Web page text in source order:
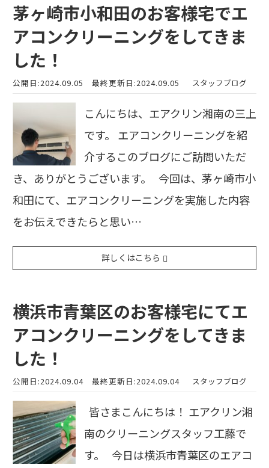
茅ヶ崎市小和田のお客様宅でエ
アコンクリーニングをしてきま
した！
公開日:2024.09.05 最終更新日:2024.09.05 スタッフブログ
こんにちは、エアクリン湘南の三上
です。 エアコンクリーニングを紹
介するこのブログにご訪問いただ
き、ありがとうございます。 今回は、茅ヶ崎市小
和田にて、エアコンクリーニングを実施した内容
をお伝えできたらと思い…
詳しくはこちら
横浜市青葉区のお客様宅にてエ
アコンクリーニングをしてきま
した！
公開日:2024.09.04 最終更新日:2024.09.04 スタッフブログ
皆さまこんにちは！ エアクリン湘
南のクリーニングスタッフ工藤で
す。 今日は横浜市青葉区のエアコ